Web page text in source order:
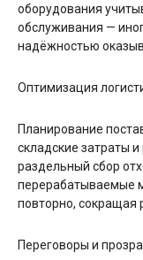
оборудования
обслуживания —
надёжностью
Оптимизация
Планирование
складские затраты
раздельный сбор
перерабатываемые
повторно, сокращая
Переговоры и